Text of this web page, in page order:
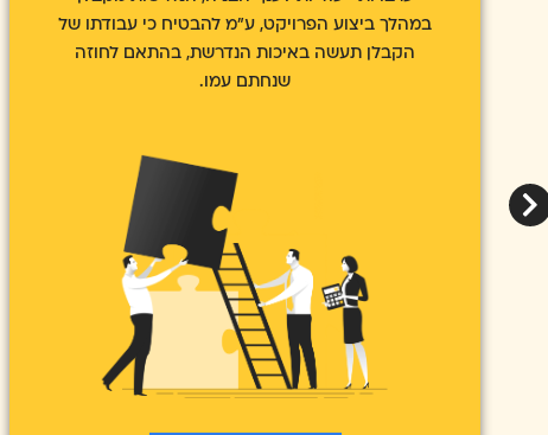
אותה מספק הקבלן או הספק על פי התנאים בהסכם
בין הצדדים. גובה ערבות הטיב המכונה לעיתים גם
כערבות בדק.